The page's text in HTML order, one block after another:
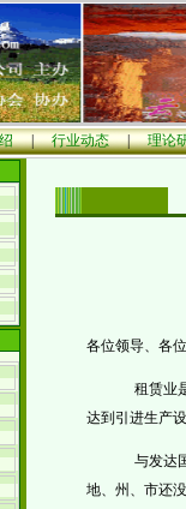
|行业动态|理论
各位领导、各
租赁业
达到引进生产
与发达
地、州、市还